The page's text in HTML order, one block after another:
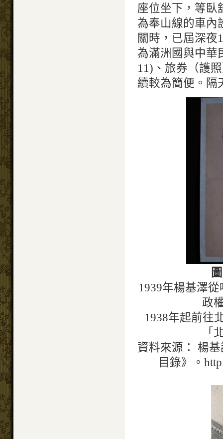
座位坐下，等臥
為奉山線的車內
關時，已屆深夜
為滿洲國與中華
11)、旅券（護
續較為簡便。隔
1939年楊基澤
政
1938年起前往
「
資料來源： 楊
目錄》。